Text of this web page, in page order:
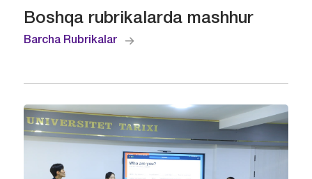
Boshqa rubrikalarda mashhur
Barcha Rubrikalar